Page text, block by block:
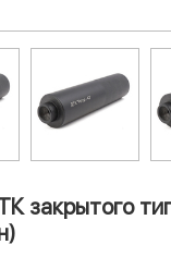
закрытого